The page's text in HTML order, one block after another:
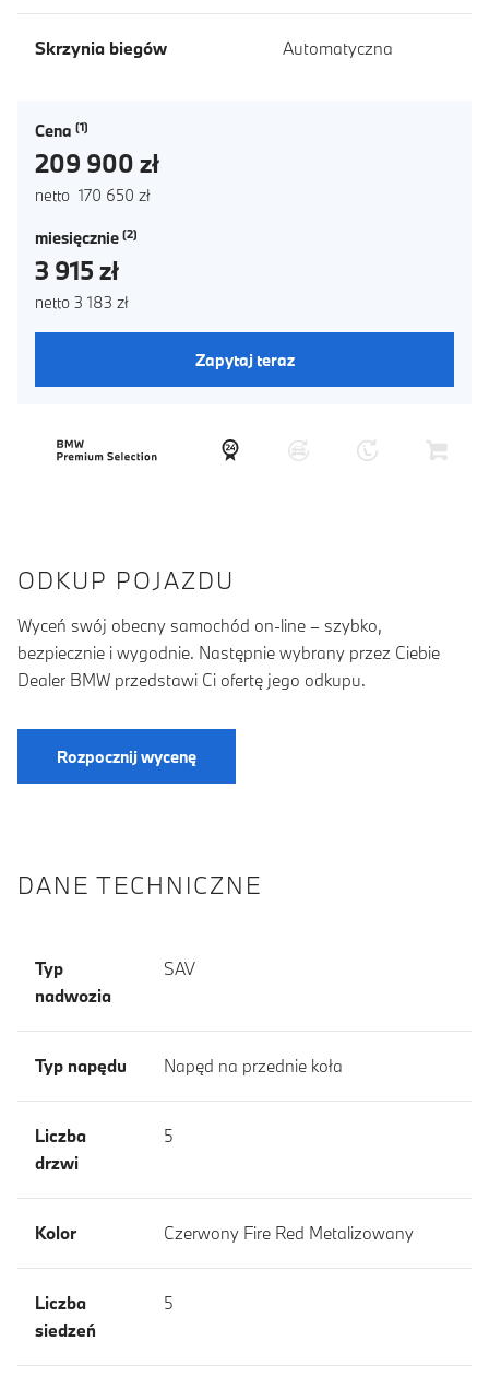
Skrzynia biegów Automatyczna
Cena
209 900 zł
netto 170 650 zł
miesięcznie
3 915 zł
netto 3 183 zł
Zapytaj teraz
ODKUP POJAZDU
Wyceń swój obecny samochód on-line – szybko,
bezpiecznie i wygodnie. Następnie wybrany przez Ciebie
Dealer BMW przedstawi Ci ofertę jego odkupu.
Rozpocznij wycenę
DANE TECHNICZNE
Typ
nadwozia
SAV
Typ napędu Napęd na przednie koła
Liczba
drzwi
5
Kolor Czerwony Fire Red Metalizowany
Liczba
siedzeń
5